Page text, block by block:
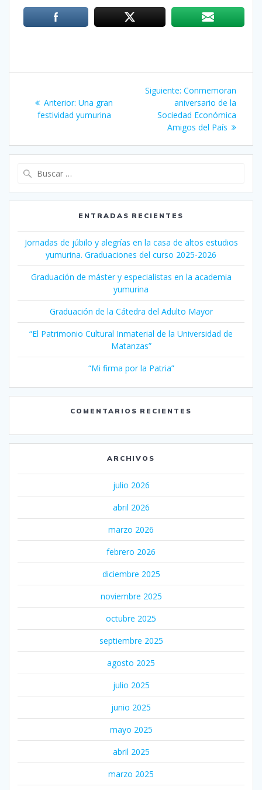
Anterior: Entrada
anterior:
Una gran
festividad yumurina
Siguiente: Siguiente
entrada:
Conmemoran
aniversario de la
Sociedad Económica
Amigos del País
ENTRADAS RECIENTES
Jornadas de júbilo y alegrías en la casa de altos estudios
yumurina. Graduaciones del curso 2025-2026
Graduación de máster y especialistas en la academia
yumurina
Graduación de la Cátedra del Adulto Mayor
“El Patrimonio Cultural Inmaterial de la Universidad de
Matanzas”
“Mi firma por la Patria”
COMENTARIOS RECIENTES
ARCHIVOS
julio 2026
abril 2026
marzo 2026
febrero 2026
diciembre 2025
noviembre 2025
octubre 2025
septiembre 2025
agosto 2025
julio 2025
junio 2025
mayo 2025
abril 2025
marzo 2025